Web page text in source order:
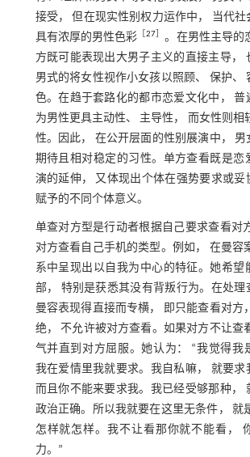
接受， 但在现实性别权力运作中， 当代社
具有浓厚的男性色彩 ［27
。在男性主导的
方既可能表现出大男子主义的直接主导，
男式的将女性视作小女孩以照顾、 保护、
色。在趋于套路化的都市恋爱文化中， 普
为男性更具主动性、 主导性， 而女性则相
性。因此， 在公开层面的性别展演中， 男
期待且相对稳定的习性。单方查看既是恋
演的延伸， 又体现出个体在强势要求或妥
赋予的不同个体意义。
单查对方型是行动者根据自己要求查看对
对方查看自己手机的类型。例如， 在曼容
系中呈现出以自我为中心的特征。她希望
部， 特别是获悉其没有背叛行为。在处理
曼容表现得直接而专横， 即只能查看对方
绝， 不允许被对方查看。如果对方不让查
气并直到对方屈服。她认为： “我觉得我
我在爱情里我就要求。我自私嘛， 就要求
而且你不能来要求我。我已经受够那种，
政治正确。所以我就要在这里无条件， 就
怎样就怎样。我不让看那你就不能看，
力。”